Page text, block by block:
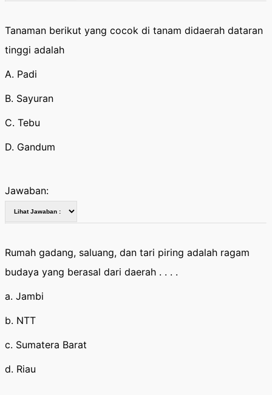
Tanaman berikut yang cocok di tanam didaerah dataran
tinggi adalah
A. Padi
B. Sayuran
C. Tebu
D. Gandum
Jawaban:
Rumah gadang, saluang, dan tari piring adalah ragam
budaya yang berasal dari daerah . . . .
a. Jambi
b. NTT
c. Sumatera Barat
d. Riau